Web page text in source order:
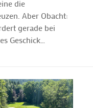
die
Aber Obacht:
gerade bei
Geschick…